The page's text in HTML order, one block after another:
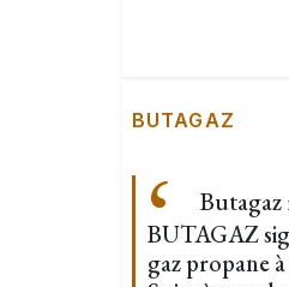
BUTAGAZ
Butagaz
BUTAGAZ
gaz propane